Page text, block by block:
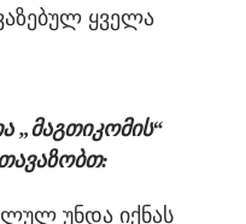
ყველა
„მაგთიკომის“
უნდა იქნას